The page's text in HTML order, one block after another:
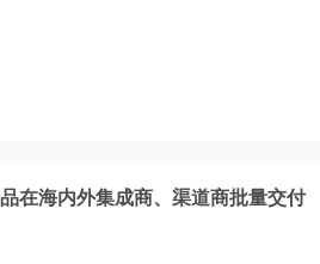
在海内外集成商、渠道商批量交付